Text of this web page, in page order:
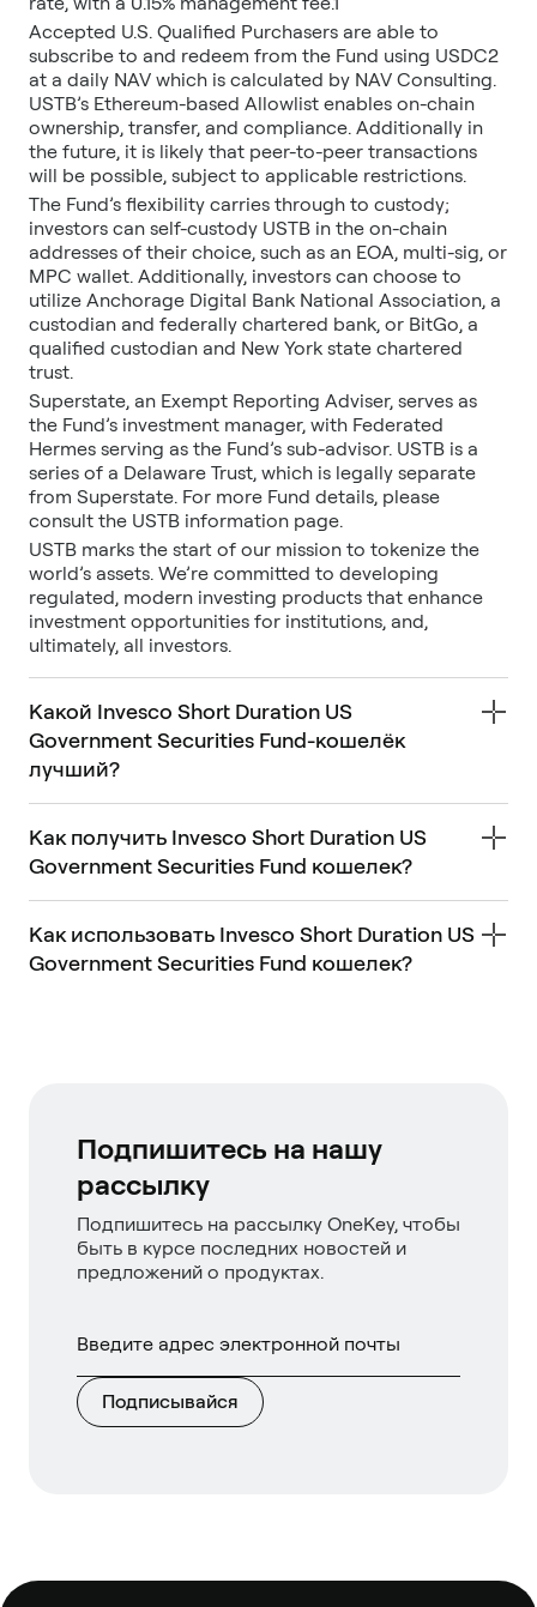
Accepted U.S. Qualified Purchasers are able to
subscribe to and redeem from the Fund using USDC2
at a daily NAV which is calculated by NAV Consulting.
USTB’s Ethereum-based Allowlist enables on-chain
ownership, transfer, and compliance. Additionally in
the future, it is likely that peer-to-peer transactions
will be possible, subject to applicable restrictions.
The Fund’s flexibility carries through to custody;
investors can self-custody USTB in the on-chain
addresses of their choice, such as an EOA, multi-sig, or
MPC wallet. Additionally, investors can choose to
utilize Anchorage Digital Bank National Association, a
custodian and federally chartered bank, or BitGo, a
qualified custodian and New York state chartered
trust.
Superstate, an Exempt Reporting Adviser, serves as
the Fund’s investment manager, with Federated
Hermes serving as the Fund’s sub-advisor. USTB is a
series of a Delaware Trust, which is legally separate
from Superstate. For more Fund details, please
consult the USTB information page.
USTB marks the start of our mission to tokenize the
world’s assets. We’re committed to developing
regulated, modern investing products that enhance
investment opportunities for institutions, and,
ultimately, all investors.
Какой Invesco Short Duration US
Government Securities Fund-кошелёк
лучший?
Как получить Invesco Short Duration US
Government Securities Fund кошелек?
Как использовать Invesco Short Duration US
Government Securities Fund кошелек?
Подпишитесь на нашу
рассылку
Подпишитесь на рассылку OneKey, чтобы
быть в курсе последних новостей и
предложений о продуктах.
Подписывайся